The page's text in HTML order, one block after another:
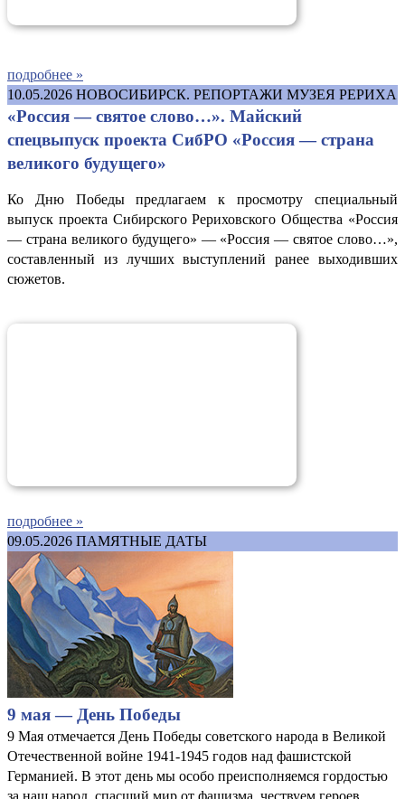
подробнее »
10.05.2026 НОВОСИБИРСК. РЕПОРТАЖИ МУЗЕЯ РЕРИХА
«Россия — святое слово…». Майский
спецвыпуск проекта СибРО «Россия — страна
великого будущего»
Ко Дню Победы предлагаем к просмотру специальный
выпуск проекта Сибирского Рериховского Общества «Россия
— страна великого будущего» — «Россия — святое слово…»,
составленный из лучших выступлений ранее выходивших
сюжетов.
подробнее »
09.05.2026 ПАМЯТНЫЕ ДАТЫ
9 мая — День Победы
9 Мая отмечается День Победы советского народа в Великой
Отечественной войне 1941-1945 годов над фашистской
Германией. В этот день мы особо преисполняемся гордостью
за наш народ, спасший мир от фашизма, чествуем героев